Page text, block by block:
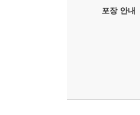
포장 안내